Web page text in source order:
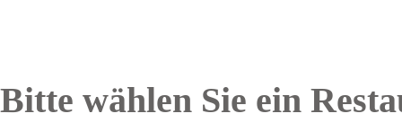
Bitte wählen Sie ein